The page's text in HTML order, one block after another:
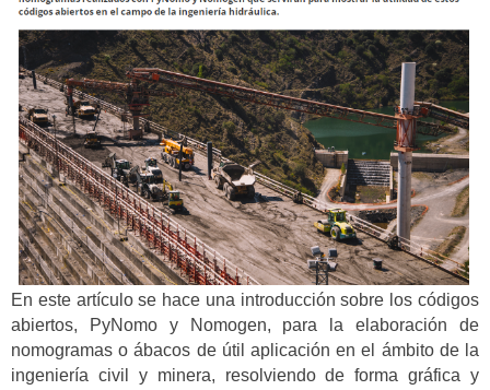
En este artículo se hace una introducción sobre los códigos
abiertos, PyNomo y Nomogen, para la elaboración de
nomogramas o ábacos de útil aplicación en el ámbito de la
ingeniería civil y minera, resolviendo de forma gráfica y